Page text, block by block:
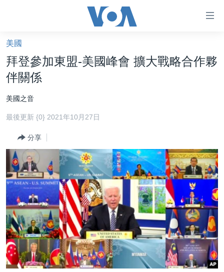
礙
鏈
接
轉
內
導
航
跳
轉
到
檢
索
美國大選2024
海外港人
新聞自由
揭謊頻道
美國
中國
國際
經貿
視頻
美國
拜登參加東盟-美國峰會 擴大戰略合作夥
伴關係
美國之音
最後更新 {0} 2021年10月27日
分享